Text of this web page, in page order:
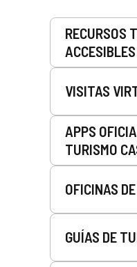
RECURSOS
ACCESIBLES
VISITAS
APPS
TURISMO
OFICINAS
GUÍAS DE